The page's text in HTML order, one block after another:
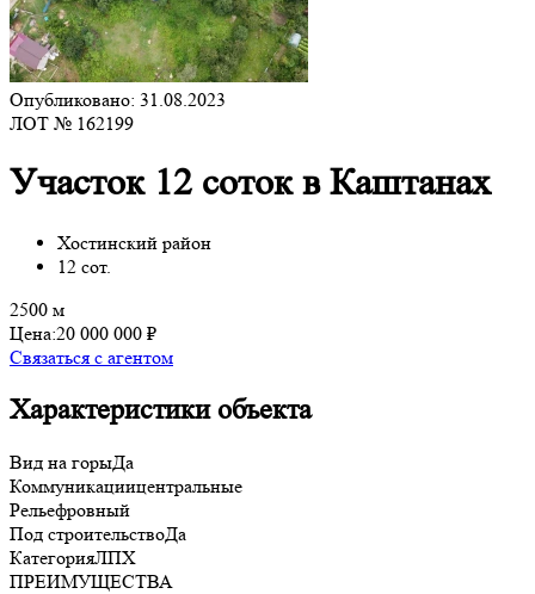
Опубликовано: 31.08.2023
ЛОТ № 162199
Участок 12 соток в Каштанах
Хостинский район
12 сот.
2500 м
Цена:20 000 000 ₽
Связаться с агентом
Характеристики объекта
Вид на горыДа
Коммуникациицентральные
Рельефровный
Под строительствоДа
КатегорияЛПХ
ПРЕИМУЩЕСТВА